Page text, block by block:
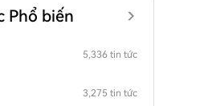
Phổ biến
5,336 tin tức
3,275 tin tức